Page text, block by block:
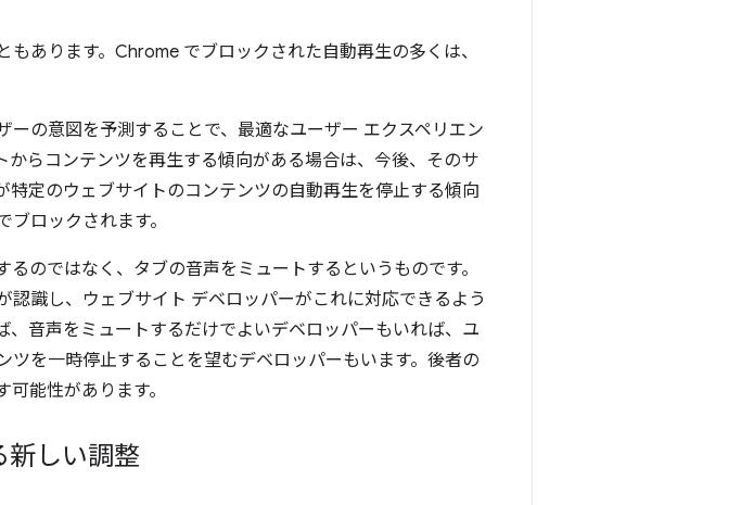
あります。Chrome でブロックされた自動再生の多くは、
の意図を予測することで、最適なユーザー エクスペリエン
らコンテンツを再生する傾向がある場合は、今後、そのサ
定のウェブサイトのコンテンツの自動再生を停止する傾向
ロックされます。
のではなく、タブの音声をミュートするというものです。
識し、ウェブサイト デベロッパーがこれに対応できるよう
音声をミュートするだけでよいデベロッパーもいれば、ユ
を一時停止することを望むデベロッパーもいます。後者の
能性があります。
新しい調整